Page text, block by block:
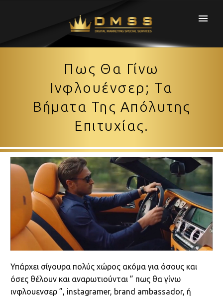
Πως Θα Γίνω
Ινφλουένσερ; Tα
Βήματα Της Απόλυτης
Επιτυχίας.
Υπάρχει σίγουρα πολύς χώρος ακόμα για όσους και
όσες θέλουν και αναρωτιούνται ” πως θα γίνω
ινφλουενσερ ”, instagramer, brand ambassador, ή